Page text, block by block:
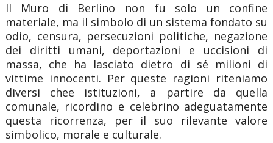
Il Muro di Berlino non fu solo un confine
materiale, ma il simbolo di un sistema fondato su
odio, censura, persecuzioni politiche, negazione
dei diritti umani, deportazioni e uccisioni di
massa, che ha lasciato dietro di sé milioni di
vittime innocenti. Per queste ragioni riteniamo
diversi chee istituzioni, a partire da quella
comunale, ricordino e celebrino adeguatamente
questa ricorrenza, per il suo rilevante valore
simbolico, morale e culturale.